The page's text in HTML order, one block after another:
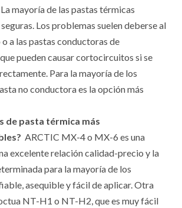
La mayoría de las pastas térmicas
Los problemas suelen deberse al
a las pastas conductoras de
pueden causar cortocircuitos si se
Para la mayoría de los
no conductora es la opción más
de pasta térmica más
ARCTIC MX-4 o MX-6 es una
excelente relación calidad-precio y la
para la mayoría de los
asequible y fácil de aplicar. Otra
NT-H1 o NT-H2, que es muy fácil